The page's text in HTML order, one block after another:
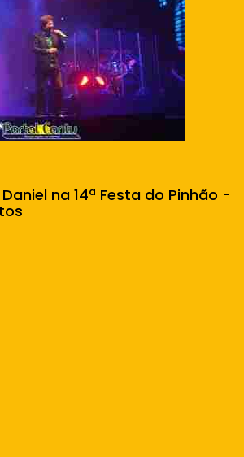
na 14ª Festa do Pinhão -